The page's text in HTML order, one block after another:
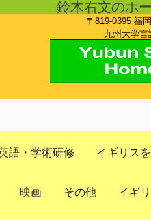
鈴木右文のホ
〒819-0395 福岡
九州大学言語
語・学術研修 イギリス
映画 その他 イギ